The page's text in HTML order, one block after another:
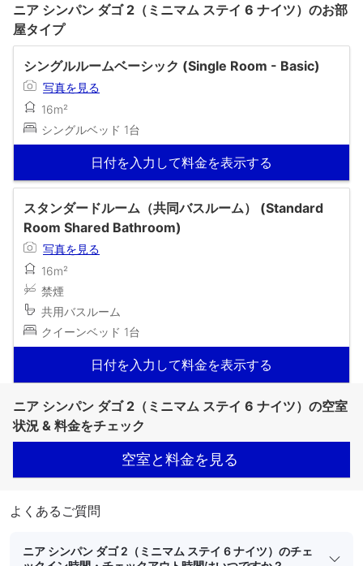
ニア シンパン ダゴ 2（ミニマム ステイ 6 ナイツ）のお部
屋タイプ
シングルルームベーシック (Single Room - Basic)
写真を見る
16m²
シングルベッド 1台
日付を入力して料金を表示する
スタンダードルーム（共同バスルーム） (Standard
Room Shared Bathroom)
写真を見る
16m²
禁煙
共用バスルーム
クイーンベッド 1台
日付を入力して料金を表示する
ニア シンパン ダゴ 2（ミニマム ステイ 6 ナイツ）の空室
状況 & 料金をチェック
空室と料金を見る
よくあるご質問
ニア シンパン ダゴ 2（ミニマム ステイ 6 ナイツ）のチェ